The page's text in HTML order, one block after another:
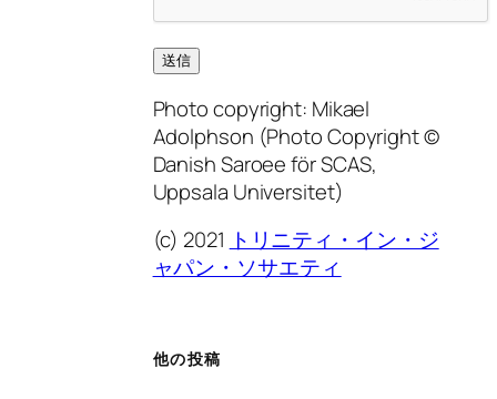
Photo copyright: Mikael
Adolphson (Photo Copyright ©
Danish Saroee för SCAS,
Uppsala Universitet)
(c) 2021 トリニティ・イン・ジ
ャパン・ソサエティ
他の投稿